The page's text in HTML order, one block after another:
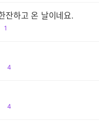
잔하고 온 날이네요.
댓1
댓
4
댓
4